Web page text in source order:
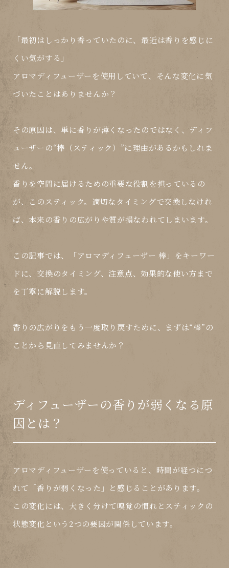
「最初はしっかり香っていたのに、最近は香りを感じに
くい気がする」
アロマディフューザーを使用していて、そんな変化に気
づいたことはありませんか？
その原因は、単に香りが薄くなったのではなく、 ディフ
ューザーの“棒（スティック）”に理由がある かもしれま
せん。
香りを空間に届けるための重要な役割を担っているの
が、このスティック。適切なタイミングで交換しなけれ
ば、本来の香りの広がりや質が損なわれてしまいます。
この記事では、 「アロマディフューザー 棒」
をキーワー
ドに、 交換のタイミング、注意点、効果的な使い方まで
を丁寧に解説します。
香りの広がりをもう一度取り戻すために、まずは“棒”の
ことから見直してみませんか？
ディフューザーの香りが弱くなる原
因とは？
アロマディフューザーを使っていると、時間が経つにつ
れて「香りが弱くなった」と感じることがあります。
この変化には、大きく分けて嗅覚の慣れと スティックの
状態変化 という2つの要因が関係しています。